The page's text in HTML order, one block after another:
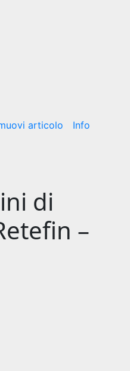
articolo Info
di
–